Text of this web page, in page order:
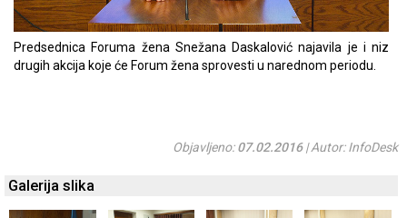
Predsednica Foruma žena Snežana Daskalović najavila je i niz
drugih akcija koje će Forum žena sprovesti u narednom periodu.
Objavljeno:07.02.2016| Autor: InfoDesk
Galerija slika